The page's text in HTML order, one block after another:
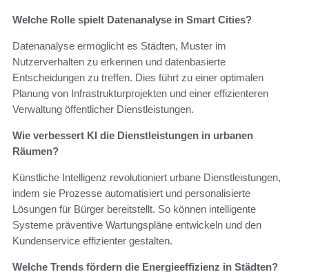
Welche Rolle spielt Datenanalyse in Smart Cities?
Datenanalyse ermöglicht es Städten, Muster im
Nutzerverhalten zu erkennen und datenbasierte
Entscheidungen zu treffen. Dies führt zu einer optimalen
Planung von Infrastrukturprojekten und einer effizienteren
Verwaltung öffentlicher Dienstleistungen.
Wie verbessert KI die Dienstleistungen in urbanen
Räumen?
Künstliche Intelligenz revolutioniert urbane Dienstleistungen,
indem sie Prozesse automatisiert und personalisierte
Lösungen für Bürger bereitstellt. So können intelligente
Systeme präventive Wartungspläne entwickeln und den
Kundenservice effizienter gestalten.
Welche Trends fördern die Energieeffizienz in Städten?